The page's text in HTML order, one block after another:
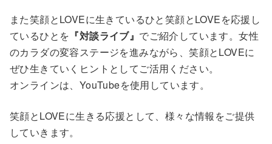
また笑顔とLOVEに生きているひと笑顔とLOVEを応援し
ているひとを 『対談ライブ』 でご紹介しています。女性
のカラダの変容ステージを進みながら、笑顔とLOVEに
ぜひ生きていくヒントとしてご活用ください。
オンラインは、YouTubeを使用しています。
笑顔とLOVEに生きる応援として、様々な情報をご提供
していきます。